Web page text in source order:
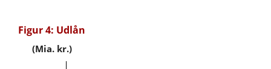
Figur 4: Udlån
(Mia. kr.)